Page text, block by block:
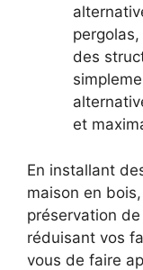
des⁣
et
En installant
maison en
préservation
réduisant vos
vous de faire